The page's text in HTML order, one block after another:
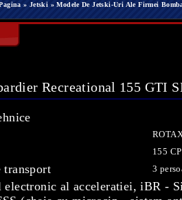
» Jetski » Modele De Jetski-Uri Ale Firmei
Recreational 155 GTI
155 CP
transport 3
al acceleratiei, iBR -